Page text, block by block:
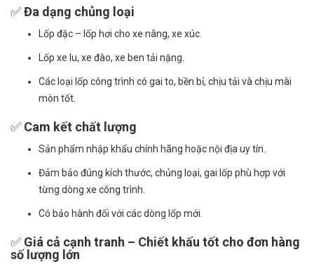
✅Đa dạng chủng loại
Lốp đặc – lốp hơi cho xe nâng, xe xúc.
Lốp xe lu, xe đào, xe ben tải nặng.
Các loại lốp công trình có gai to, bền bỉ, chịu tải và chịu mài
mòn tốt.
✅ Cam kết chất lượng
Sản phẩm nhập khẩu chính hãng hoặc nội địa uy tín.
Đảm bảo đúng kích thước, chủng loại, gai lốp phù hợp với
từng dòng xe công trình.
Có bảo hành đối với các dòng lốp mới.
✅ Giá cả cạnh tranh – Chiết khấu tốt cho đơn hàng
số lượng lớn